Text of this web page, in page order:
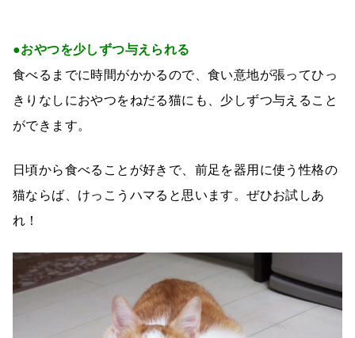
●おやつを少しずつ与えられる
食べるまでに時間がかかるので、食い意地が張ってひっ
きりなしにおやつをねだる猫にも、少しずつ与えること
ができます。
日頃から食べることが好きで、前足を器用に使う性格の
猫ならば、けっこうハマると思います。ぜひお試しあ
れ！